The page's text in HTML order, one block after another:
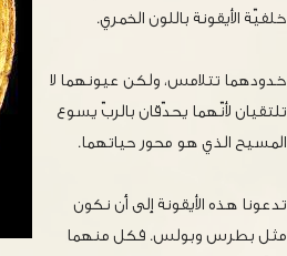
خلفيّة الأيقونة باللون الخمري.
خدودهما تتلامس، ولكن عيونهما لا
تلتقيان لأنّهما يحدّقان بالربّ يسوع
المسيح الذي هو محور حياتهما.
تدعونا هذه الأيقونة إلى أن نكون
مثل بطرس وبولس. فكل منهما